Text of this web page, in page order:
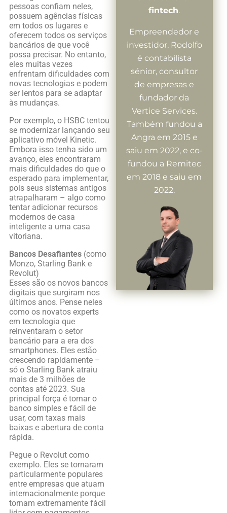
pessoas confiam neles,
possuem agências físicas
em todos os lugares e
oferecem todos os serviços
bancários de que você
possa precisar. No entanto,
eles muitas vezes
enfrentam dificuldades com
novas tecnologias e podem
ser lentos para se adaptar
às mudanças.
Por exemplo, o HSBC tentou
se modernizar lançando seu
aplicativo móvel Kinetic.
Embora isso tenha sido um
avanço, eles encontraram
mais dificuldades do que o
esperado para implementar,
pois seus sistemas antigos
atrapalharam – algo como
tentar adicionar recursos
modernos de casa
inteligente a uma casa
vitoriana.
Bancos Desafiantes (como
Monzo, Starling Bank e
Revolut)
Esses são os novos bancos
digitais que surgiram nos
últimos anos. Pense neles
como os novatos experts
em tecnologia que
reinventaram o setor
bancário para a era dos
smartphones. Eles estão
crescendo rapidamente –
só o Starling Bank atraiu
mais de 3 milhões de
contas até 2023. Sua
principal força é tornar o
banco simples e fácil de
usar, com taxas mais
baixas e abertura de conta
rápida.
Pegue o Revolut como
exemplo. Eles se tornaram
particularmente populares
entre empresas que atuam
internacionalmente porque
tornam extremamente fácil
fintech.
Empreendedor e
investidor, Rodolfo
é contabilista
sénior, consultor
de empresas e
fundador da
Vertice Services.
Também fundou a
Angra em 2015 e
saiu em 2022, e co-
fundou a Remitec
em 2018 e saiu em
2022.